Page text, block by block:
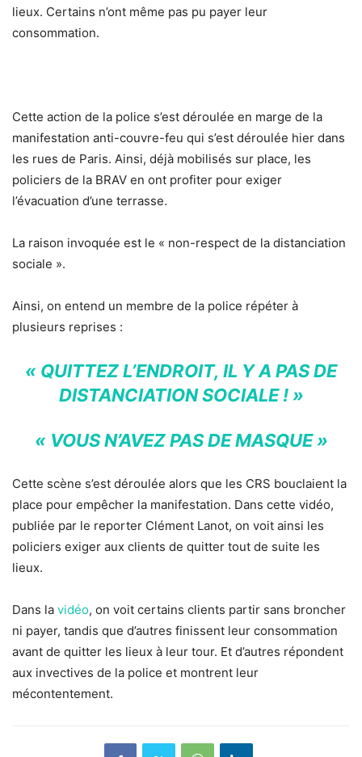
lieux. Certains n’ont même pas pu payer leur
consommation.
Cette action de la police s’est déroulée en marge de la
manifestation anti-couvre-feu qui s’est déroulée hier dans
les rues de Paris. Ainsi, déjà mobilisés sur place, les
policiers de la BRAV en ont profiter pour exiger
l’évacuation d’une terrasse.
La raison invoquée est le « non-respect de la distanciation
sociale ».
Ainsi, on entend un membre de la police répéter à
plusieurs reprises :
« QUITTEZ L’ENDROIT, IL Y A PAS DE
DISTANCIATION SOCIALE ! »
« VOUS N’AVEZ PAS DE MASQUE »
Cette scène s’est déroulée alors que les CRS bouclaient la
place pour empêcher la manifestation. Dans cette vidéo,
publiée par le reporter Clément Lanot, on voit ainsi les
policiers exiger aux clients de quitter tout de suite les
lieux.
Dans la vidéo, on voit certains clients partir sans broncher
ni payer, tandis que d’autres finissent leur consommation
avant de quitter les lieux à leur tour. Et d’autres répondent
aux invectives de la police et montrent leur
mécontentement.